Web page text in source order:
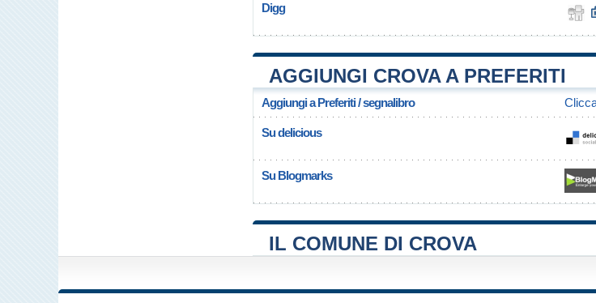
Digg
AGGIUNGI CROVA A PREFERITI
Aggiungi a Preferiti / segnalibro
Su delicious
Su Blogmarks
IL COMUNE DI CROVA